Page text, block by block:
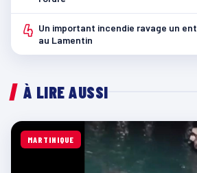
4 Un important incendie ravage un
au Lamentin
À LIRE AUSSI
MARTINIQUE